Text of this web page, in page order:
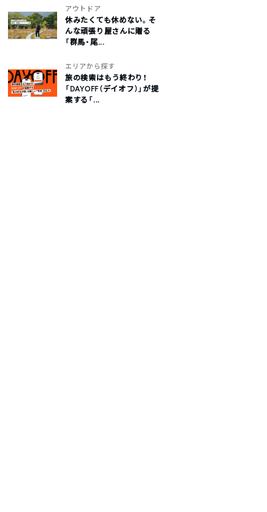
アウトドア
休みたくても休めない。そ
んな頑張り屋さんに贈る
「群馬・尾...
エリアから探す
旅の検索はもう終わり！
「DAYOFF（デイオフ）」が提
案する「...